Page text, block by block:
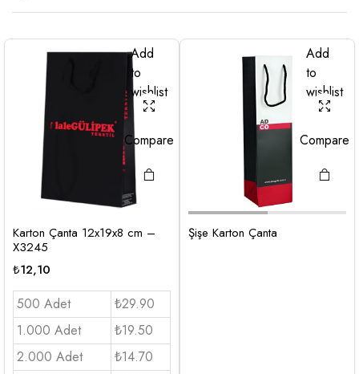
Add
to
wishlist
Compare
Karton Çanta 12x19x8 cm –
X3245
₺12,10
500 Adet
₺29.90
1.000 Adet
₺19.50
2.000 Adet
₺14.70
Add
to
wishlist
Compare
Şişe Karton Çanta